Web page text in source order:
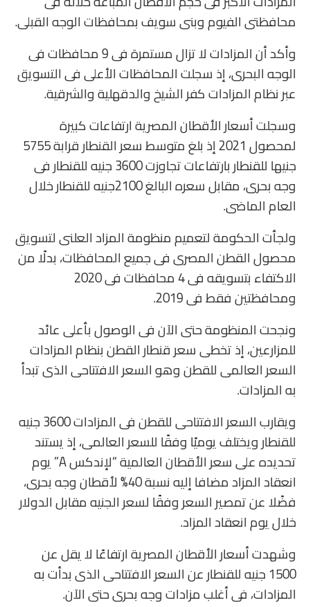
محافظتى الفيوم وبنى سويف بمحافظات الوجه القبلى.
وأكد أن المزادات لا تزال مستمرة فى 9 محافظات فى
الوجه البحرى، إذ سجلت المحافظات الأعلى فى التسويق
عبر نظام المزادات كفر الشيخ والدقهلية والشرقية.
وسجلت أسعار الأقطان المصرية ارتفاعات كبيرة
لمحصول 2021 إذ بلغ متوسط سعر القنطار قرابة 5755
جنيها للقنطار بارتفاعات تجاوزت 3600 جنيه للقنطار فى
وجه بحرى، مقابل سعره البالغ 2100جنيه للقنطار خلال
العام الماضى.
ولجأت الحكومة لتعميم منظومة المزاد العلنى لتسويق
محصول القطن المصرى فى جميع المحافظات، بدلًا من
الاكتفاء بتسويقه فى 4 محافظات فى 2020
ومحافظتين فقط فى 2019.
ونجحت المنظومة حتى الآن فى الوصول بأعلى عائد
للمزارعين، إذ تخطى سعر قنطار القطن بنظام المزادات
السعر العالمى للقطن وهو السعر الافتتاحى الذى تبدأ
به المزادات.
ويقارب السعر الافتتاحى للقطن فى المزادات 3600 جنيه
للقنطار ويختلف يوميًا وفقًا للسعر العالمى، إذ يستند
تحديده على سعر الأقطان العالمية “لإندكس A” يوم
انعقاد المزاد مضافا إليه نسبة 40% لأقطان وجه بحرى،
فضًلا عن تمصير السعر وفقًا لسعر الجنيه مقابل الدولار
خلال يوم انعقاد المزاد.
وشهدت أسعار الأقطان المصرية ارتفاعًا لا يقل عن
1500 جنيه للقنطار عن السعر الافتتاحى الذى بدأت به
المزادات، فى أغلب مزادات وجه بحرى حتى الآن.